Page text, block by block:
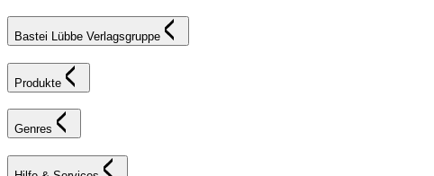
Bastei Lübbe Verlagsgruppe
Produkte
Genres